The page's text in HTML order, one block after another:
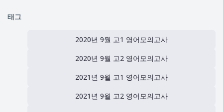
태그
2020년 9월 고1 영어모의고사
2020년 9월 고2 영어모의고사
2021년 9월 고1 영어모의고사
2021년 9월 고2 영어모의고사